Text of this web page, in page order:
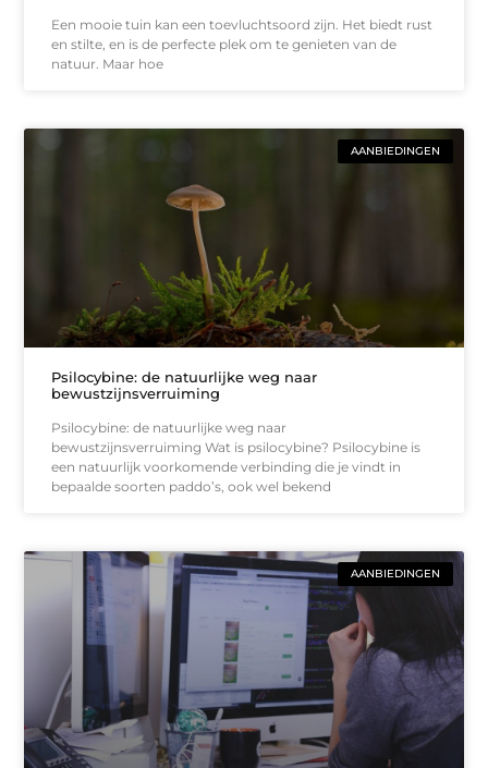
Een mooie tuin kan een toevluchtsoord zijn. Het biedt rust
en stilte, en is de perfecte plek om te genieten van de
natuur. Maar hoe
AANBIEDINGEN
Psilocybine: de natuurlijke weg naar
bewustzijnsverruiming
Psilocybine: de natuurlijke weg naar
bewustzijnsverruiming Wat is psilocybine? Psilocybine is
een natuurlijk voorkomende verbinding die je vindt in
bepaalde soorten paddo’s, ook wel bekend
AANBIEDINGEN